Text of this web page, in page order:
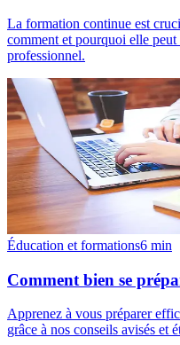
La formation continue est
comment et pourquoi elle
professionnel.
Éducation et formations6 min
Comment bien se
Apprenez à vous préparer
grâce à nos conseils avisés et